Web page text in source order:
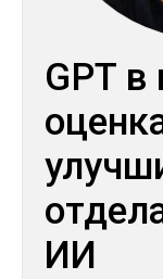
GPT
ИИ